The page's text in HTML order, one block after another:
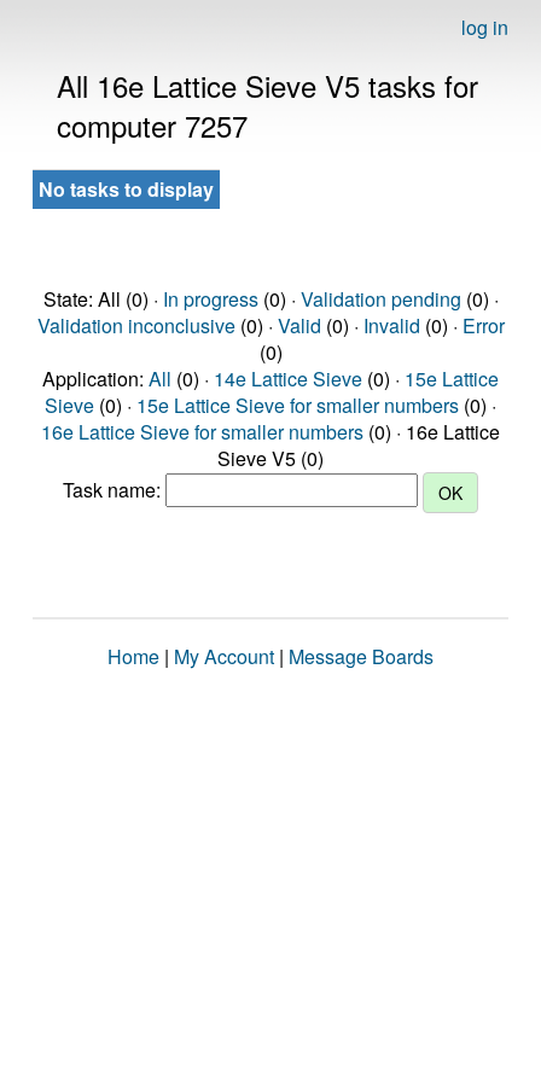
log in
All 16e Lattice Sieve V5 tasks for
computer 7257
No tasks to display
State: All (0) · In progress(0) · Validation pending (0) ·
Validation inconclusive(0) · Valid (0) · Invalid (0) · Error
(0)
Application: All (0) · 14e Lattice Sieve (0) · 15e Lattice
Sieve (0) · 15e Lattice Sieve for smaller numbers (0) ·
16e Lattice Sieve for smaller numbers (0) · 16e Lattice
Sieve V5 (0)
Task name:
Home | My Account | Message Boards